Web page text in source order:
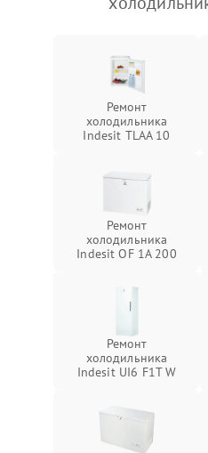
Ремонт
холодильника
Indesit TLAA 10
Ремонт
холодильника
Indesit OF 1A 200
Ремонт
холодильника
Indesit UI6 F1T W